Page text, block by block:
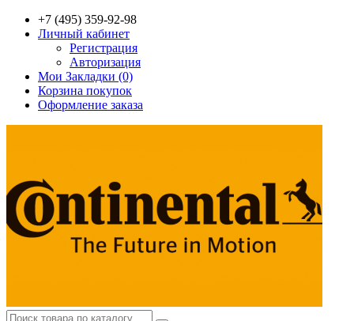
+7 (495) 359-92-98
Личный кабинет
Регистрация
Авторизация
Мои Закладки (0)
Корзина покупок
Оформление заказа